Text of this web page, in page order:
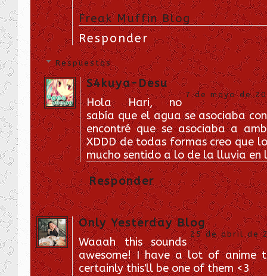
Freak Muffin Blog
Responder
Respuestas
S4kuya-Desu
7 de mayo de
Hola Hari, no
sabía que el agua se asociaba
encontré que se asociaba a
XDDD de todas formas creo que
mucho sentido a lo de la lluvia en
Responder
Only Yesterday Blog
25 de abril de
Waaah this sounds
awesome! I have a lot of anime
certainly this'll be one of them <3